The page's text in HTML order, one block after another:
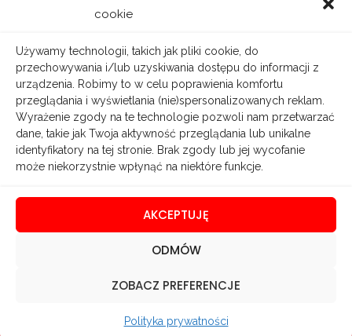
cookie
Używamy technologii, takich jak pliki cookie, do
przechowywania i/lub uzyskiwania dostępu do informacji z
urządzenia. Robimy to w celu poprawienia komfortu
przeglądania i wyświetlania (nie)spersonalizowanych reklam.
Wyrażenie zgody na te technologie pozwoli nam przetwarzać
dane, takie jak Twoja aktywność przeglądania lub unikalne
identyfikatory na tej stronie. Brak zgody lub jej wycofanie
może niekorzystnie wpłynąć na niektóre funkcje.
AKCEPTUJĘ
ODMÓW
ZOBACZ PREFERENCJE
Polityka prywatności
← Previous
Wpis
Next Wpis
Fundacja BENEK
ul. Orzechowa 15, 63-004 Szewce
57 zł